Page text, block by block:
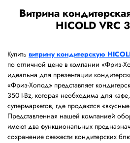
Витрина
HICOLD VRC
Купить витрину кондитерскую
по отличной цене в компании «Фриз-
идеальна для презентации
«Фриз-Холод» представляет
350 I-Bz, которая необходима для
супермаркетов, где продаются
Представленная нашей компанией
имеют два функциональных
сохранение свежести кондитерских